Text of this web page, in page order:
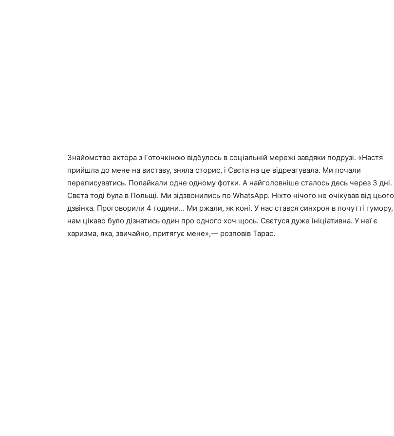
Знайомство актора з Готочкіною відбулось в соціальній мережі завдяки подрузі. «Настя
прийшла до мене на виставу, зняла сторис, і Свєта на це відреагувала. Ми почали
переписуватись. Полайкали одне одному фотки. А найголовніше сталось десь через 3 дні.
Свєта тоді була в Польщі. Ми зідзвонились по WhatsApp. Ніхто нічого не очікував від цього
дзвінка. Проговорили 4 години… Ми ржали, як коні. У нас стався синхрон в почутті гумору,
нам цікаво було дізнатись один про одного хоч щось. Свєтуся дуже ініціативна. У неї є
харизма, яка, звичайно, притягує мене»,— розповів Тарас.